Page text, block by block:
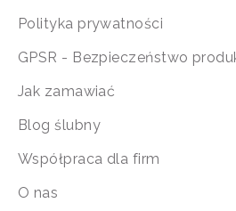
Polityka prywatności
GPSR - Bezpieczeństwo
Jak zamawiać
Blog ślubny
Współpraca dla firm
O nas